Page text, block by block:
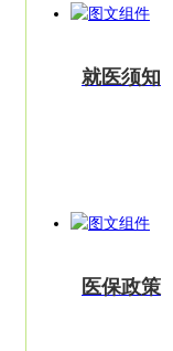
就医须知
医保政策